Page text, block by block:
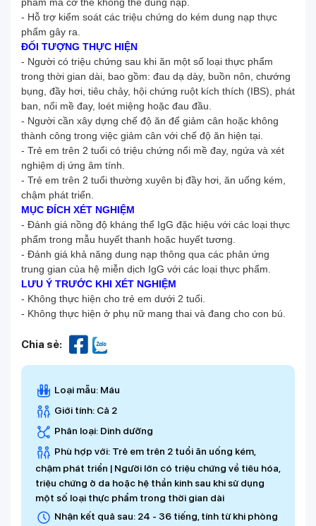
- Hỗ trợ kiểm soát các triệu chứng do kém dung nạp thực
phẩm gây ra.
ĐỐI TƯỢNG THỰC HIỆN
- Người có triệu chứng sau khi ăn một số loại thực phẩm
trong thời gian dài, bao gồm: đau dạ dày, buồn nôn, chướng
bụng, đầy hơi, tiêu chảy, hội chứng ruột kích thích (IBS), phát
ban, nổi mề đay, loét miệng hoặc đau đầu.
- Người cần xây dựng chế độ ăn để giảm cân hoặc không
thành công trong việc giảm cân với chế độ ăn hiện tại.
- Trẻ em trên 2 tuổi có triệu chứng nổi mề đay, ngứa và xét
nghiệm dị ứng âm tính.
- Trẻ em trên 2 tuổi thường xuyên bị đầy hơi, ăn uống kém,
chậm phát triển.
MỤC ĐÍCH XÉT NGHIỆM
- Đánh giá nồng độ kháng thể IgG đặc hiệu với các loại thực
phẩm trong mẫu huyết thanh hoặc huyết tương.
- Đánh giá khả năng dung nạp thông qua các phản ứng
trung gian của hệ miễn dịch IgG với các loại thực phẩm.
LƯU Ý TRƯỚC KHI XÉT NGHIỆM
- Không thực hiện cho trẻ em dưới 2 tuổi.
- Không thực hiện ở phụ nữ mang thai và đang cho con bú.
Chia sẻ:
Loại mẫu: Máu
Giới tính: Cả 2
Phân loại: Dinh dưỡng
Phù hợp với: Trẻ em trên 2 tuổi ăn uống kém,
chậm phát triển | Người lớn có triệu chứng về tiêu hóa,
triệu chứng ở da hoặc hệ thần kinh sau khi sử dụng
một số loại thực phẩm trong thời gian dài
Nhận kết quả sau: 24 - 36 tiếng, tính từ khi phòng